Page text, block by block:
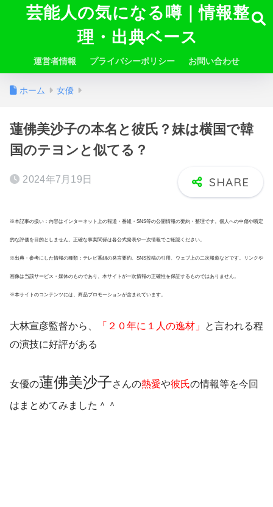
芸能人の気になる噂｜情報整
理・出典ベース
運営者情報 プライバシーポリシー お問い合わせ
ホーム 女優
蓮佛美沙子の本名と彼氏？妹は横国で韓
国のテヨンと似てる？
2024年7月19日
※本記事の扱い：内容はインターネット上の報道・番組・SNS等の公開情報の要約・整理です。個人への中傷や断定
的な評価を目的としません。正確な事実関係は各公式発表や一次情報でご確認ください。
※出典・参考にした情報の種類：テレビ番組の発言要約、SNS投稿の引用、ウェブ上の二次報道などです。リンクや
画像は当該サービス・媒体のものであり、本サイトが一次情報の正確性を保証するものではありません。
※本サイトのコンテンツには、商品プロモーションが含まれています。
大林宣彦監督から、 「 ２０年に１人の逸材 」
と言われる程
の演技に好評がある
女優の蓮佛美沙子さんの熱愛や彼氏の情報等を今回
はまとめてみました＾＾